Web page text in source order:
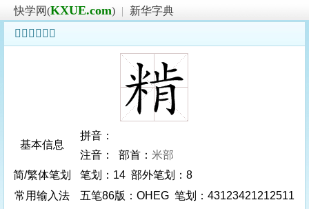
快学网(KXUE.com) |
新华字典
𥺾字基本信息
基本信息
拼音：
注音： 部首： 米部
简/繁体笔划
笔划：14 部外笔划：8
常用输入法
五笔86版：OHEG 笔划：43123421212511